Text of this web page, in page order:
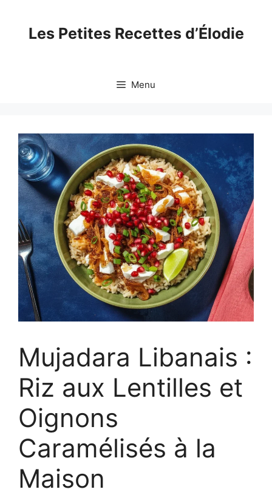
contentLes Petites Recettes d’Élodie
Menu
Mujadara Libanais :
Riz aux Lentilles et
Oignons
Caramélisés à la
Maison